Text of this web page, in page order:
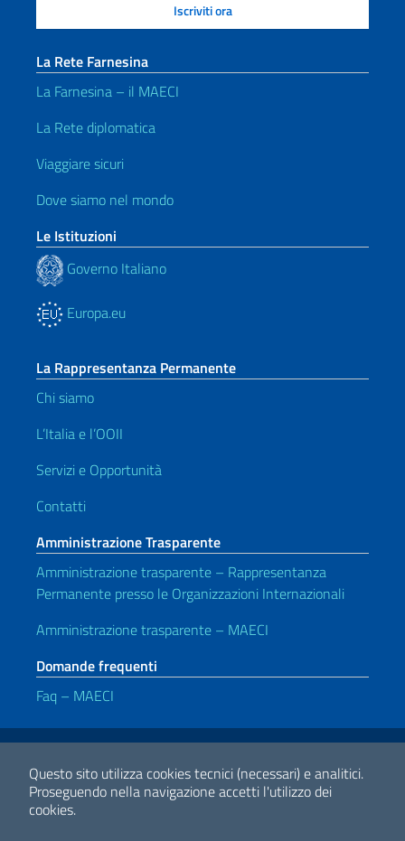
Questo sito utilizza cookies tecnici (necessari) e analitici.
Proseguendo nella navigazione accetti l'utilizzo dei
cookies.
La Rete Farnesina
La Farnesina – il MAECI
La Rete diplomatica
Viaggiare sicuri
Dove siamo nel mondo
Le Istituzioni
Governo Italiano
Europa.eu
La Rappresentanza Permanente
Chi siamo
L’Italia e l’OOII
Servizi e Opportunità
Contatti
Amministrazione Trasparente
Amministrazione trasparente – Rappresentanza
Permanente presso le Organizzazioni Internazionali
Amministrazione trasparente – MAECI
Domande frequenti
Faq – MAECI
Link Utili